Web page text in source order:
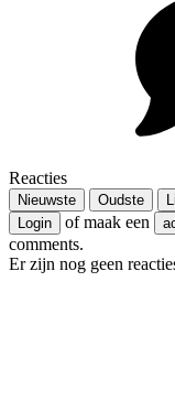
Reacties
Nieuwste Oudste
Login
of maak een
comments.
Er zijn nog geen